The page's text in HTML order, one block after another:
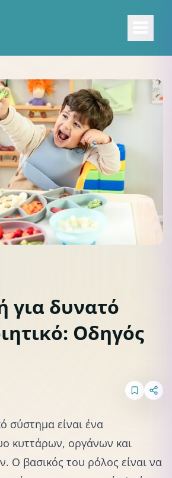
για δυνατό
Οδηγός
σύστημα είναι ένα
κυττάρων, οργάνων και
Ο βασικός του ρόλος είναι να